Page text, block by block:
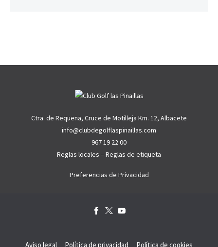
Ctra. de Requena, Cruce de Motilleja Km. 12, Albacete
info@clubdegolflaspinaillas.com
967 19 22 00
Reglas locales –Reglas de etiqueta
Preferencias de Privacidad
Aviso legal Política de privacidad Política de cookies